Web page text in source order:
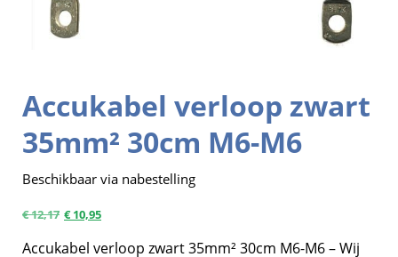
Accukabel verloop zwart
35mm² 30cm M6-M6
Beschikbaar via nabestelling
€12,17 €10,95
Accukabel verloop zwart 35mm² 30cm M6-M6 – Wij